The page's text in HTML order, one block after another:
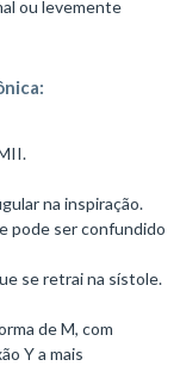
ou levemente
na inspiração.
pode ser confundido
se retrai na sístole.
de M, com
Y a mais